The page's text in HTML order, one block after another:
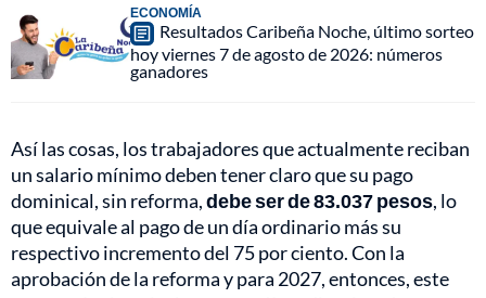
ECONOMÍA
Resultados Caribeña Noche, último sorteo
hoy viernes 7 de agosto de 2026: números
ganadores
Así las cosas, los trabajadores que actualmente reciban
un salario mínimo deben tener claro que su pago
dominical, sin reforma,debe ser de 83.037 pesos, lo
que equivale al pago de un día ordinario más su
respectivo incremento del 75 por ciento. Con la
aprobación de la reforma y para 2027, entonces, este